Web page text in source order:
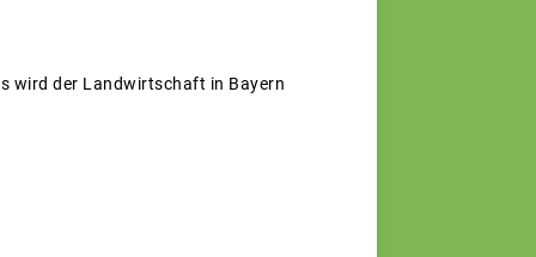
wird der Landwirtschaft in Bayern